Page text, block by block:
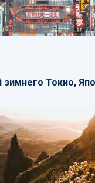
Токио,